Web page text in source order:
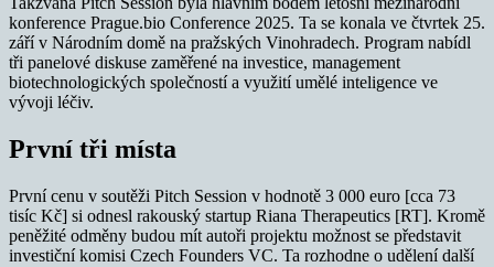
konference Prague.bio Conference 2025. Ta se konala ve čtvrtek 25.
září v Národním domě na pražských Vinohradech. Program nabídl
tři panelové diskuse zaměřené na investice, management
biotechnologických společností a využití umělé inteligence ve
vývoji léčiv.
První tři místa
První cenu v soutěži Pitch Session v hodnotě 3 000 euro [cca 73
tisíc Kč] si odnesl rakouský startup Riana Therapeutics [RT]. Kromě
peněžité odměny budou mít autoři projektu možnost se představit
investiční komisi Czech Founders VC. Ta rozhodne o udělení další